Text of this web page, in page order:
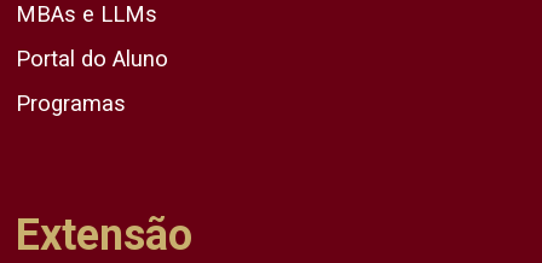
MBAs e LLMs
Portal do Aluno
Programas
Extensão